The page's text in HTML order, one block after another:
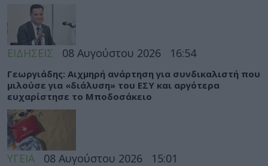
ΕΙΔΗΣΕΙΣ 08 Αυγούστου 2026 16:54
Γεωργιάδης: Αιχμηρή ανάρτηση για συνδικαλιστή που
μιλούσε για «διάλυση» του ΕΣΥ και αργότερα
ευχαρίστησε το Μποδοσάκειο
ΥΓΕΙΑ 08 Αυγούστου 2026 15:01